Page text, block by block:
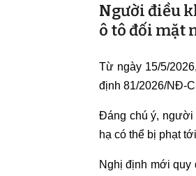
Người điều
ô tô đối mặt
Từ ngày 15/5/
định 81/2026/NĐ-
Đáng chú ý, người
hạ có thể bị phạt
Nghị định mới quy